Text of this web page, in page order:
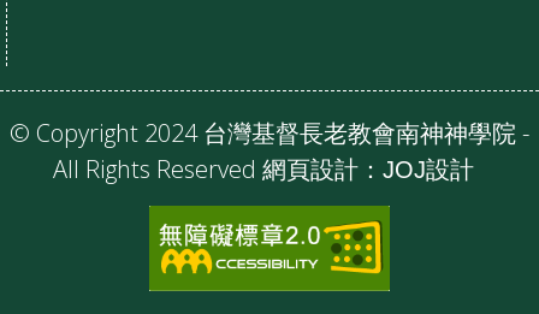
© Copyright 2024 台灣基督長老教會南神神學院 -
All Rights Reserved 網頁設計： JOJ設計